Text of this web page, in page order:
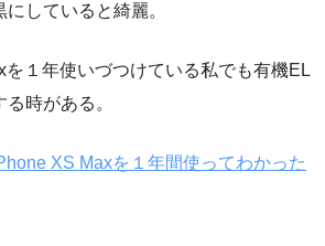
していると綺麗。
１年使いづつけている私でも有機EL
時がある。
XS Maxを１年間使ってわかった